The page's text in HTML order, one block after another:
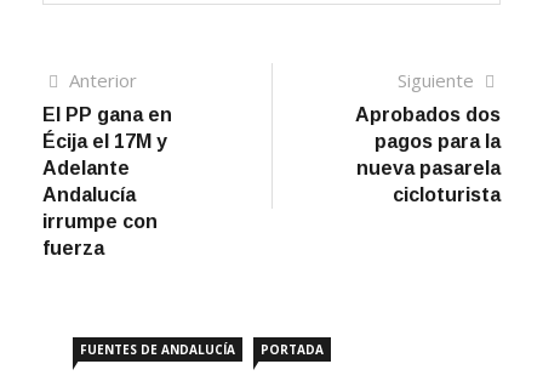
Navegación
de
entradas
AnteriorArtículo
anterior
El PP gana en
Écija el 17M y
Adelante
Andalucía
irrumpe con
fuerza
Siguiente
Aprobados dos
pagos para la
nueva pasarela
cicloturista
FUENTES DE ANDALUCÍA PORTADA